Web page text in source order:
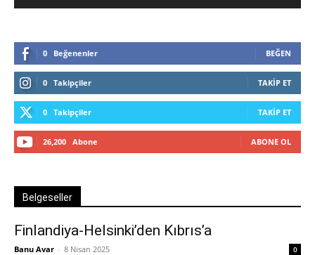
0 Beğenenler BEĞEN
0 Takipçiler TAKIP ET
0 Takipçiler TAKIP ET
26,200 Abone ABONE OL
Belgeseller
Finlandiya-Helsinki’den Kıbrıs’a
Banu Avar - 8 Nisan 2025 0